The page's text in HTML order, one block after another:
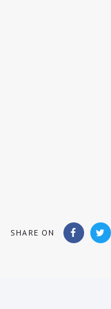
SHARE ON